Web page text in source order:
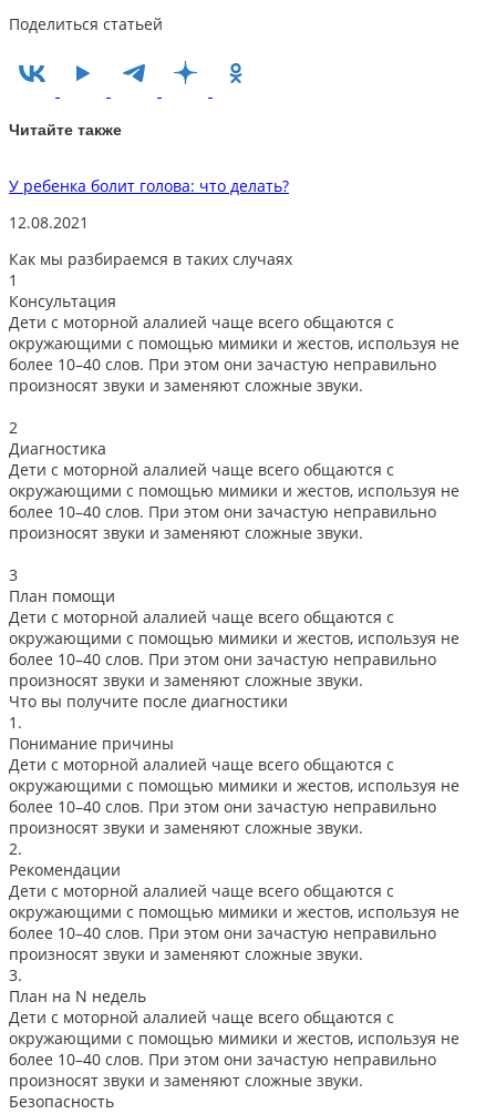
Поделиться статьей
Читайте также
У ребенка болит голова: что делать?
12.08.2021
Как мы разбираемся в таких случаях
1
Консультация
Дети с моторной алалией чаще всего общаются с
окружающими с помощью мимики и жестов, используя не
более 10–40 слов. При этом они зачастую неправильно
произносят звуки и заменяют сложные звуки.
2
Диагностика
Дети с моторной алалией чаще всего общаются с
окружающими с помощью мимики и жестов, используя не
более 10–40 слов. При этом они зачастую неправильно
произносят звуки и заменяют сложные звуки.
3
План помощи
Дети с моторной алалией чаще всего общаются с
окружающими с помощью мимики и жестов, используя не
более 10–40 слов. При этом они зачастую неправильно
произносят звуки и заменяют сложные звуки.
Что вы получите после диагностики
1.
Понимание причины
Дети с моторной алалией чаще всего общаются с
окружающими с помощью мимики и жестов, используя не
более 10–40 слов. При этом они зачастую неправильно
произносят звуки и заменяют сложные звуки.
2.
Рекомендации
Дети с моторной алалией чаще всего общаются с
окружающими с помощью мимики и жестов, используя не
более 10–40 слов. При этом они зачастую неправильно
произносят звуки и заменяют сложные звуки.
3.
План на N недель
Дети с моторной алалией чаще всего общаются с
окружающими с помощью мимики и жестов, используя не
более 10–40 слов. При этом они зачастую неправильно
произносят звуки и заменяют сложные звуки.
Безопасность